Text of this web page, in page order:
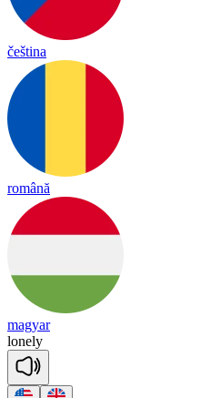
čeština
română
magyar
lonely